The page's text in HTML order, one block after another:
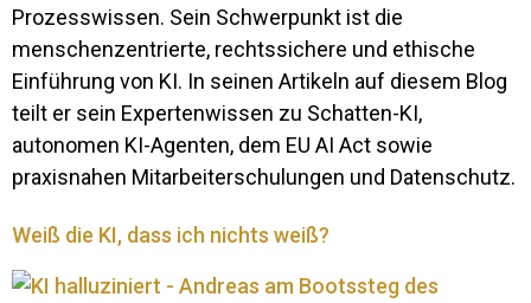
Prozesswissen. Sein Schwerpunkt ist die
menschenzentrierte, rechtssichere und ethische
Einführung von KI. In seinen Artikeln auf diesem Blog
teilt er sein Expertenwissen zu Schatten-KI,
autonomen KI-Agenten, dem EU AI Act sowie
praxisnahen Mitarbeiterschulungen und Datenschutz.
Weiß die KI, dass ich nichts weiß?